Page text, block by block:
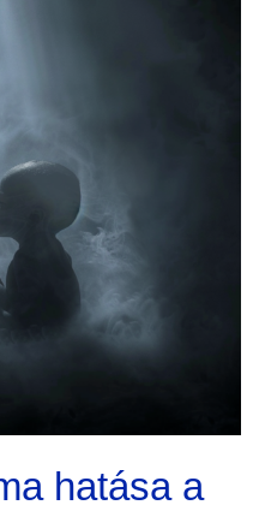
hatása a